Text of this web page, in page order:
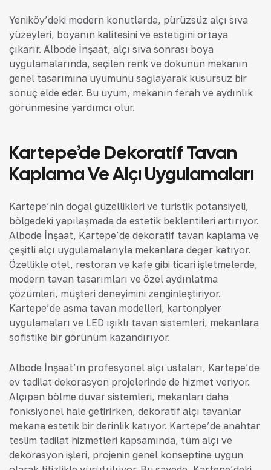
Yeniköy’deki modern konutlarda, pürüzsüz alçı sıva
yüzeyleri, boyanın kalitesini ve estetiğini ortaya
çıkarır. Albode İnşaat, alçı sıva sonrası boya
uygulamalarında, seçilen renk ve dokunun mekanın
genel tasarımına uyumunu sağlayarak kusursuz bir
sonuç elde eder. Bu uyum, mekanın ferah ve aydınlık
görünmesine yardımcı olur.
Kartepe’de Dekoratif Tavan
Kaplama Ve Alçı Uygulamaları
Kartepe’nin doğal güzellikleri ve turistik potansiyeli,
bölgedeki yapılaşmada da estetik beklentileri artırıyor.
Albode İnşaat, Kartepe’de dekoratif tavan kaplama ve
çeşitli alçı uygulamalarıyla mekanlara değer katıyor.
Özellikle otel, restoran ve kafe gibi ticari işletmelerde,
modern tavan tasarımları ve özel aydınlatma
çözümleri, müşteri deneyimini zenginleştiriyor.
Kartepe’de asma tavan modelleri, kartonpiyer
uygulamaları ve LED ışıklı tavan sistemleri, mekanlara
sofistike bir görünüm kazandırıyor.
Albode İnşaat’ın profesyonel alçı ustaları, Kartepe’de
ev tadilat dekorasyon projelerinde de hizmet veriyor.
Alçıpan bölme duvar sistemleri, mekanları daha
fonksiyonel hale getirirken, dekoratif alçı tavanlar
mekana estetik bir derinlik katıyor. Kartepe’de anahtar
teslim tadilat hizmetleri kapsamında, tüm alçı ve
dekorasyon işleri, projenin genel konseptine uygun